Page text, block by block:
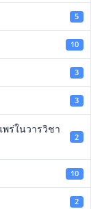
5
10
3
3
ร่ในวารวิชา
2
10
2